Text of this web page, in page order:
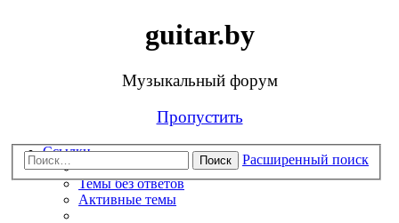
guitar.by
Музыкальный форум
Пропустить
Поиск Расширенный поиск
Ссылки
Темы без ответов
Активные темы